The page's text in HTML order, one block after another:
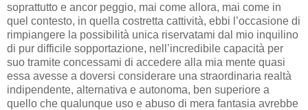
soprattutto e ancor peggio, mai come allora, mai come in
quel contesto, in quella costretta cattività, ebbi l’occasione di
rimpiangere la possibilità unica riservatami dal mio inquilino
di pur difficile sopportazione, nell’incredibile capacità per
suo tramite concessami di accedere alla mia mente quasi
essa avesse a doversi considerare una straordinaria realtà
indipendente, alternativa e autonoma, ben superiore a
quello che qualunque uso e abuso di mera fantasia avrebbe